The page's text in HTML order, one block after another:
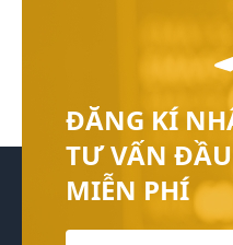
ĐĂNG KÍ
TƯ VẤN
MIỄN PHÍ